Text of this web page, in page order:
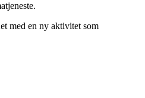
med en ny aktivitet som